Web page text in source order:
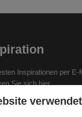
Inspirationen per E-
Sie sich hier.